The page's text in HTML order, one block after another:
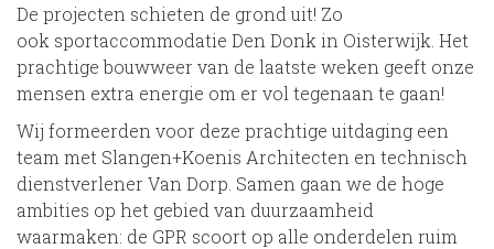
De projecten schieten de grond uit! Zo
ook sportaccommodatie Den Donk in Oisterwijk. Het
prachtige bouwweer van de laatste weken geeft onze
mensen extra energie om er vol tegenaan te gaan!
Wij formeerden voor deze prachtige uitdaging een
team met Slangen+Koenis Architecten en technisch
dienstverlener Van Dorp. Samen gaan we de hoge
ambities op het gebied van duurzaamheid
waarmaken: de GPR scoort op alle onderdelen ruim